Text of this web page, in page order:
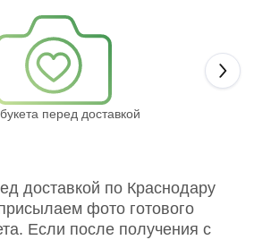
перед доставкой
доставкой по Краснодару
фото готового
Если после получения с